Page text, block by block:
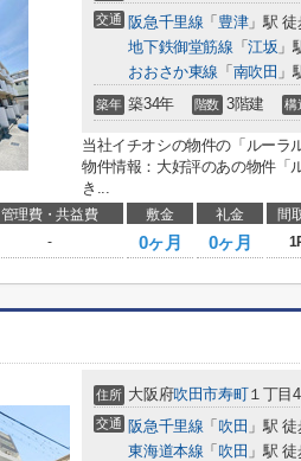
交通 阪急千里線 「 豊津」駅 徒
地下鉄御堂筋線 「江坂 」
おおさか東線 「 南吹田 」
築年 築34年 階数 3階建 構
当社イチオシの物件の「ルーラ
物件情報：大好評のあの物件「
き...
管理費・共益費 敷金 礼金 間
- 0ヶ月 0ヶ月
住所 大阪府吹田市寿町１丁目
交通 阪急千里線 「 吹田 」駅
東海道本線 「 吹田 」駅